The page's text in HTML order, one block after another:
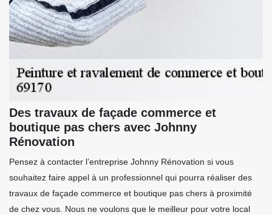
Des travaux de façade commerce et
boutique pas chers avec Johnny
Rénovation
Pensez à contacter l’entreprise Johnny Rénovation si vous
souhaitez faire appel à un professionnel qui pourra réaliser des
travaux de façade commerce et boutique pas chers à proximité
de chez vous. Nous ne voulons que le meilleur pour votre local